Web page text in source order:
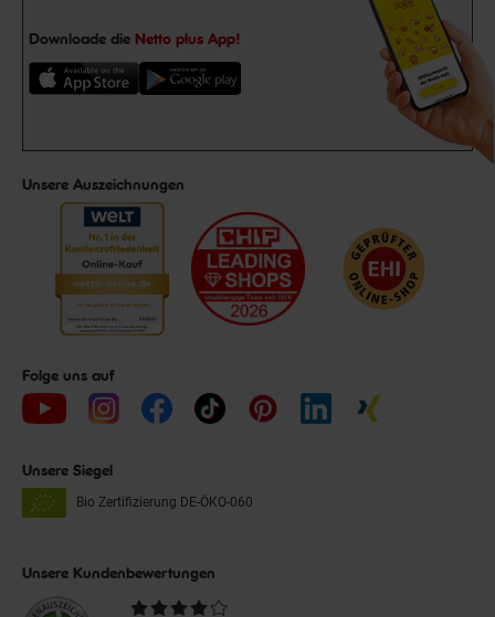
Downloade die Netto plus App!
Unsere Auszeichnungen
Folge uns auf
Unsere Siegel
Bio Zertifizierung DE-ÖKO-060
Unsere Kundenbewertungen
Durchschnittliche